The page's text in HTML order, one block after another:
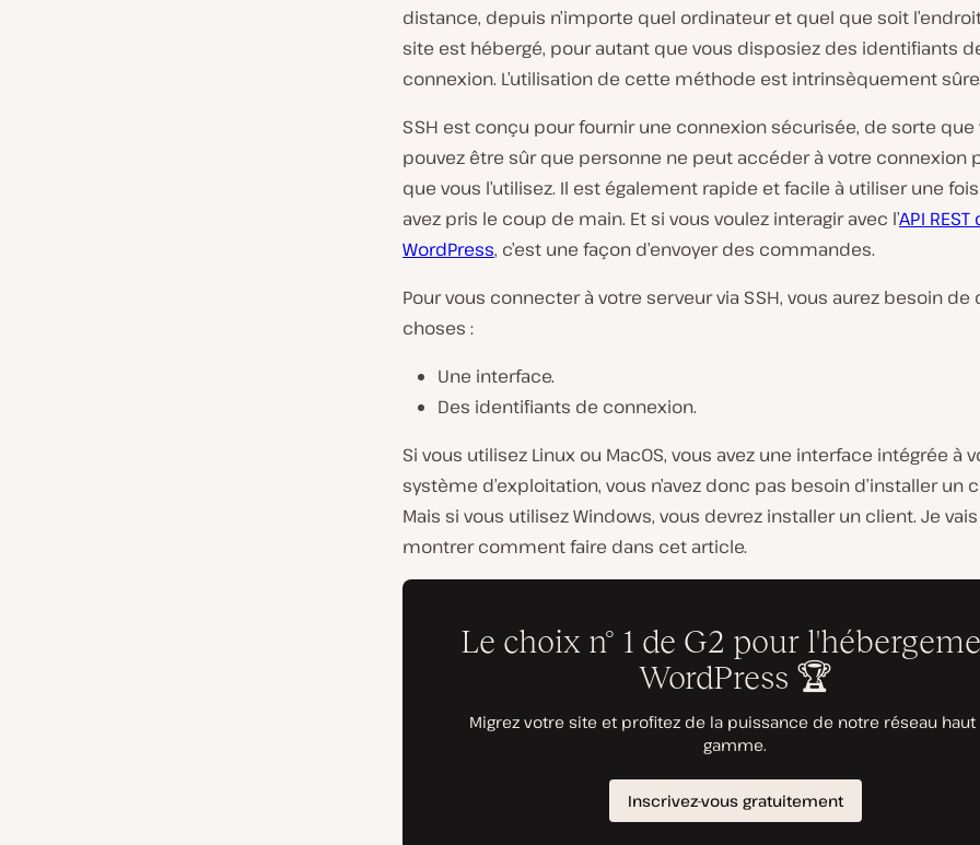
distance, depuis n’importe quel ordinateur et quel que soit
site est hébergé, pour autant que vous disposiez des identifiants
connexion. L’utilisation de cette méthode est intrinsèquement
SSH est conçu pour fournir une connexion sécurisée, de sorte que
pouvez être sûr que personne ne peut accéder à votre connexion
que vous l’utilisez. Il est également rapide et facile à utiliser une
avez pris le coup de main. Et si vous voulez interagir avec l’API REST
WordPress, c’est une façon d’envoyer des commandes.
Pour vous connecter à votre serveur via SSH, vous aurez besoin de
choses :
Une interface.
Des identifiants de connexion.
Si vous utilisez Linux ou MacOS, vous avez une interface intégrée à
système d’exploitation, vous n’avez donc pas besoin d’installer un
Mais si vous utilisez Windows, vous devrez installer un client. Je
montrer comment faire dans cet article.